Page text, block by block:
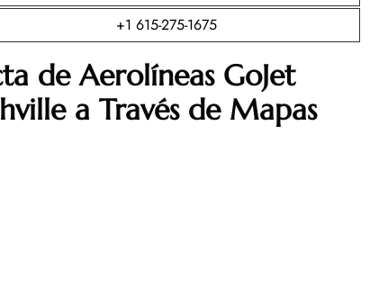
+1 615-275-1675
de Aerolíneas GoJet
a Través de Mapas